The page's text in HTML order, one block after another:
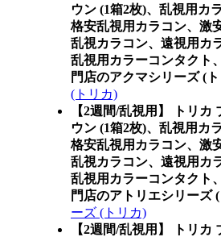
ウン (1箱2枚)、乱視用カ
格安乱視用カラコン、激
乱視カラコン、遠視用カ
乱視用カラーコンタクト
門店のアクマシリーズ (
(トリカ)
【2週間/乱視用】 トリカ
ウン (1箱2枚)、乱視用カ
格安乱視用カラコン、激
乱視カラコン、遠視用カ
乱視用カラーコンタクト
門店のアトリエシリーズ
ーズ (トリカ)
【2週間/乱視用】 トリカ